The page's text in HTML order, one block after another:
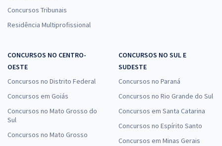
Concursos Tribunais
Residência Multiprofissional
CONCURSOS NO CENTRO-
OESTE
Concursos no Distrito Federal
Concursos em Goiás
Concursos no Mato Grosso do
Sul
Concursos no Mato Grosso
CONCURSOS NO SUL E
SUDESTE
Concursos no Paraná
Concursos no Rio Grande do Sul
Concursos em Santa Catarina
Concursos no Espírito Santo
Concursos em Minas Gerais